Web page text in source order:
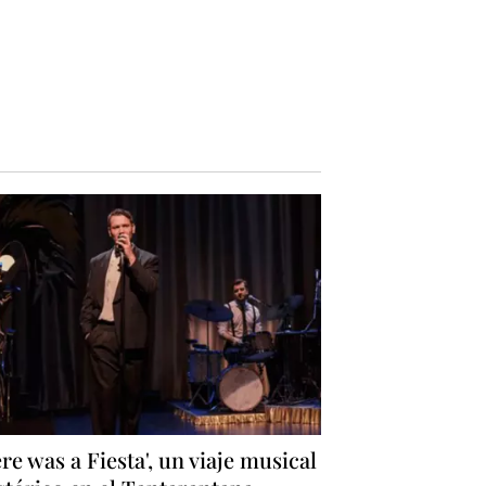
was a Fiesta', un viaje musical